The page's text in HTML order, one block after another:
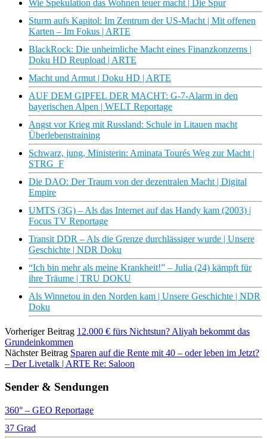
Wie Spekulation das Wohnen teuer macht | Die Spur
Sturm aufs Kapitol: Im Zentrum der US-Macht | Mit offenen
Karten – Im Fokus | ARTE
BlackRock: Die unheimliche Macht eines Finanzkonzerns |
Doku HD Reupload | ARTE
Macht und Armut | Doku HD | ARTE
AUF DEM GIPFEL DER MACHT: G-7-Alarm in den
bayerischen Alpen | WELT Reportage
Angst vor Krieg mit Russland: Schule in Litauen macht
Überlebenstraining
Schwarz, jung, Ministerin: Aminata Tourés Weg zur Macht |
STRG_F
Die DAO: Der Traum von der dezentralen Macht | Digital
Empire
UMTS (3G) – Als das Internet auf das Handy kam (2003) |
Focus TV Reportage
Transit DDR – Als die Grenze durchlässiger wurde | Unsere
Geschichte | NDR Doku
“Ich bin mehr als meine Krankheit!” – Julia (24) kämpft für
ihre Träume | TRU DOKU
Als Winnetou in den Norden kam | Unsere Geschichte | NDR
Doku
Vorheriger Beitrag 12.000 € fürs Nichtstun? Aliyah bekommt das
Grundeinkommen
Nächster Beitrag Sparen auf die Rente mit 40 – oder leben im Jetzt?
– Der Livetalk | ARTE Re: Saloon
Sender & Sendungen
360° – GEO Reportage
37 Grad